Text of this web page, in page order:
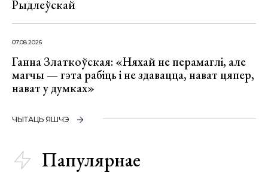
Рыдлеўскай
07.08.2026
Ганна Златкоўская: «Няхай не перамаглі, але
магчы — гэта рабіць і не здавацца, нават цяпер,
нават у думках»
ЧЫТАЦЬ ЯШЧЭ
Папулярнае